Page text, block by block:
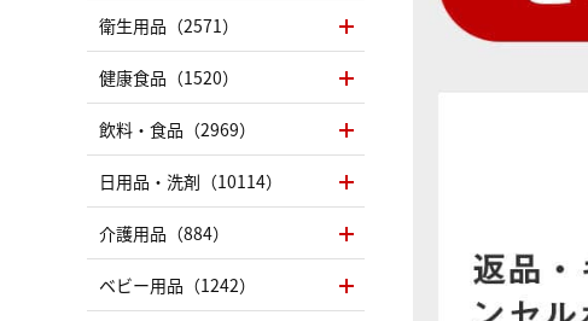
衛生用品（2571）
健康食品（1520）
飲料・食品（2969）
日用品・洗剤（10114）
介護用品（884）
ベビー用品（1242）